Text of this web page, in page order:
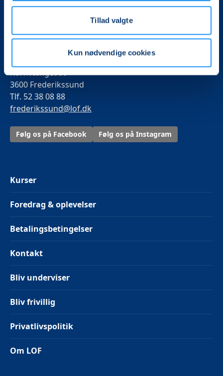
Tillad valgte
Kun nødvendige cookies
mere end 100.000 deltagere i hele landet med kurser,
foredrag og oplevelser.
Kornvænget 99
3600 Frederikssund
Tlf. 52 38 08 88
frederikssund@lof.dk
Følg os på Facebook Følg os på Instagram
Kurser
Foredrag & oplevelser
Betalingsbetingelser
Kontakt
Bliv underviser
Bliv frivillig
Privatlivspolitik
Om LOF